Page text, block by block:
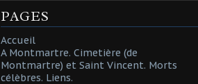
PAGES
Accueil
A Montmartre. Cimetière (de
Montmartre) et Saint Vincent. Morts
célèbres. Liens.